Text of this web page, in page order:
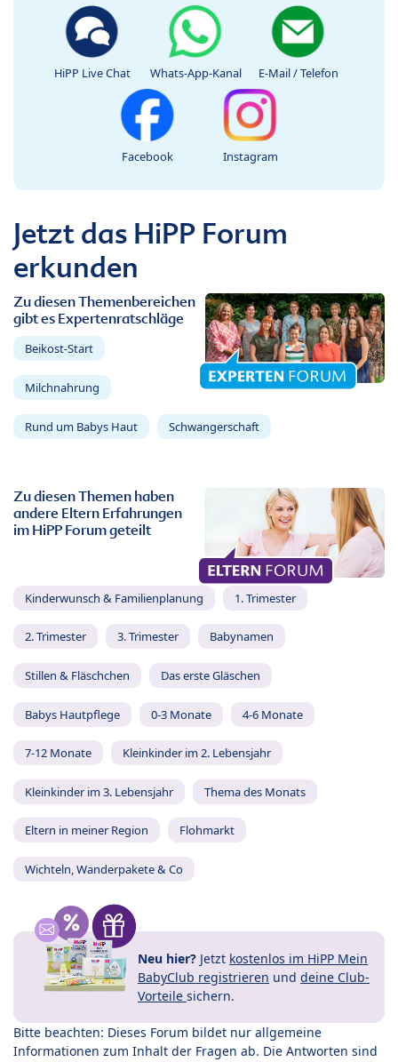
HiPP Live Chat Whats-App-Kanal E-Mail / Telefon
Facebook Instagram
Jetzt das HiPP Forum
erkunden
Zu diesen Themenbereichen
gibt es Expertenratschläge
Beikost-Start
Milchnahrung
Rund um Babys Haut Schwangerschaft
Zu diesen Themen haben
andere Eltern Erfahrungen
im HiPP Forum geteilt
Kinderwunsch & Familienplanung 1. Trimester
2. Trimester 3. Trimester Babynamen
Stillen & Fläschchen Das erste Gläschen
Babys Hautpflege 0-3 Monate 4-6 Monate
7-12 Monate Kleinkinder im 2. Lebensjahr
Kleinkinder im 3. Lebensjahr Thema des Monats
Eltern in meiner Region Flohmarkt
Wichteln, Wanderpakete & Co
Neu hier? Jetzt kostenlos im HiPP Mein
BabyClub registrieren und deine Club-
Vorteile sichern.
Bitte beachten: Dieses Forum bildet nur allgemeine
Informationen zum Inhalt der Fragen ab. Die Antworten sind